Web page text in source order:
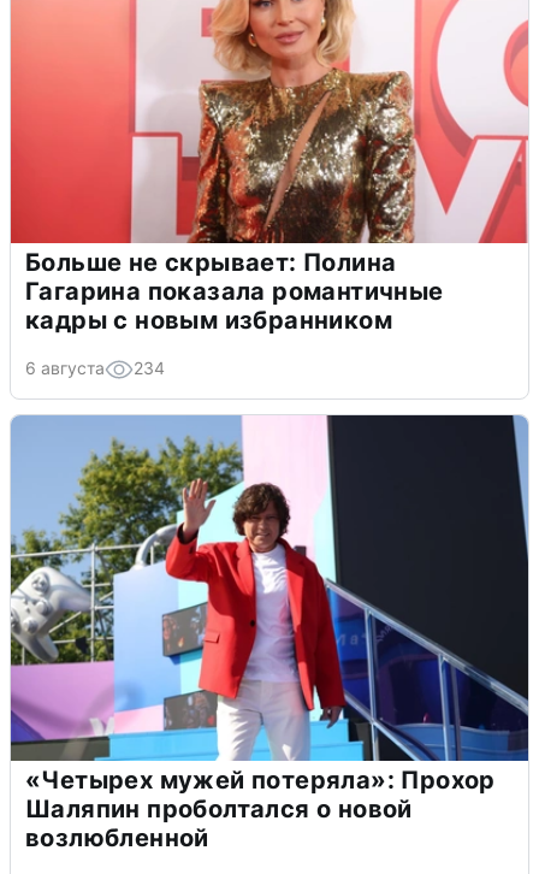
Больше не скрывает: Полина
Гагарина показала романтичные
кадры с новым избранником
6 августа 234
«Четырех мужей потеряла»: Прохор
Шаляпин проболтался о новой
возлюбленной